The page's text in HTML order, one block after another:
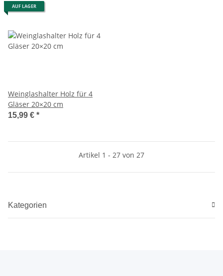
AUF LAGER
Weinglashalter Holz für 4
Gläser 20×20 cm
15,99 € *
Artikel 1 - 27 von 27
Kategorien